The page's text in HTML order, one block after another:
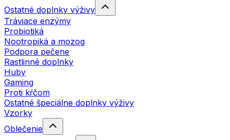
Ostatné doplnky výživy
Tráviace enzýmy
Probiotiká
Nootropiká a mozog
Podpora pečene
Rastlinné doplnky
Huby
Gaming
Proti kŕčom
Ostatné špeciálne doplnky výživy
Vzorky
Oblečenie